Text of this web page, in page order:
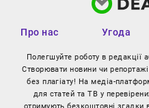
Про нас Угода
Полегшуйте роботу в редакції
Створювати новини чи
без плагіату! На медіа-
для статей та ТВ у